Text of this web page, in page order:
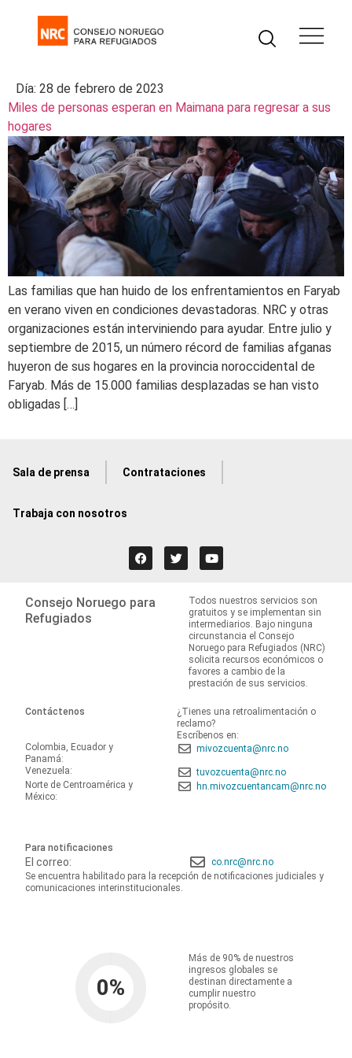
Día: 28 de febrero de 2023
Miles de personas esperan en Maimana para regresar a sus
hogares
Las familias que han huido de los enfrentamientos en Faryab
en verano viven en condiciones devastadoras. NRC y otras
organizaciones están interviniendo para ayudar. Entre julio y
septiembre de 2015, un número récord de familias afganas
huyeron de sus hogares en la provincia noroccidental de
Faryab. Más de 15.000 familias desplazadas se han visto
obligadas […]
Sala de prensa Contrataciones
Trabaja con nosotros
Consejo Noruego para
Refugiados
Todos nuestros servicios son
gratuitos y se implementan sin
intermediarios. Bajo ninguna
circunstancia el Consejo
Noruego para Refugiados (NRC)
solicita recursos económicos o
favores a cambio de la
prestación de sus servicios.
Contáctenos
¿Tienes una retroalimentación o
reclamo?
Escríbenos en:
Colombia, Ecuador y
Panamá:
mivozcuenta@nrc.no
Venezuela:
tuvozcuenta@nrc.no
Norte de Centroamérica y
México:
hn.mivozcuentancam@nrc.no
Para notificaciones
El correo:
co.nrc@nrc.no
Se encuentra habilitado para la recepción de notificaciones judiciales y
comunicaciones interinstitucionales.
0%
Más de 90% de nuestros
ingresos globales se
destinan directamente a
cumplir nuestro
propósito.